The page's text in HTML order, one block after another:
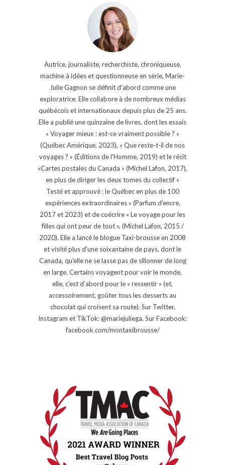
Autrice, journaliste, recherchiste, chroniqueuse,
machine à idées et questionneuse en série, Marie-
Julie Gagnon se définit d’abord comme une
exploratrice. Elle collabore à de nombreux médias
québécois et internationaux depuis plus de 25 ans.
Elle a publié une quinzaine de livres, dont les essais
« Voyager mieux : est-ce vraiment possible ? »
(Québec Amérique, 2023), « Que reste-t-il de nos
voyages ? » (Éditions de l'Homme, 2019) et le récit
«Cartes postales du Canada » (Michel Lafon, 2017),
en plus de diriger les deux tomes du collectif «
Testé et approuvé : le Québec en plus de 100
expériences extraordinaires » (Parfum d'encre,
2017 et 2023) et de coécrire « Le voyage pour les
filles qui ont peur de tout », (Michel Lafon, 2015 /
2020). Elle a lancé le blogue Taxi-brousse en 2008
et visité plus d'une soixantaine de pays, dont le
Canada, qu'elle ne se lasse pas de sillonner de long
en large. Certains voyagent pour voir le monde,
elle, c’est d’abord pour le « ressentir » (et,
accessoirement, goûter tous les desserts au
chocolat qui croisent sa route). Sur Twitter,
Instagram et TikTok: @mariejuliega. Sur Facebook:
facebook.com/montaxibrousse/